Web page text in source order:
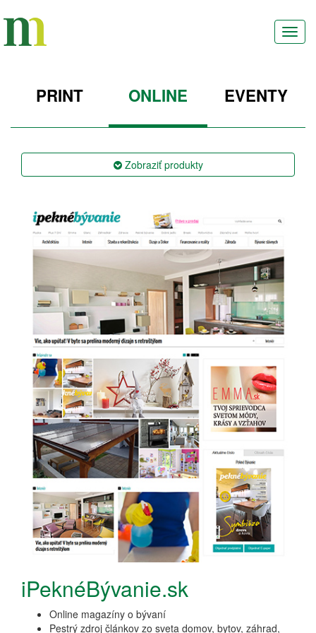
PRINT ONLINE EVENTY
Zobraziťprodukty
iPeknéBývanie.sk
Online magazíny o bývaní
Pestrý zdroj článkov zo sveta domov, bytov, záhrad,